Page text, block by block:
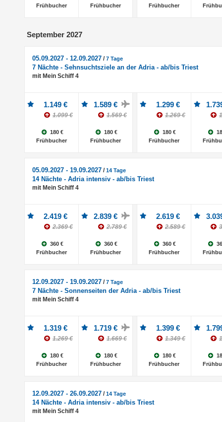
Frühbucher Frühbucher Frühbucher
September 2027
05.09.2027 - 12.09.2027 /7 Tage
7 Nächte - Sehnsuchtsziele an der Adria - ab/bis Triest
mit Mein Schiff 4
1.149 €
1.099 €
180 €
Frühbucher
1.589 €
1.569 €
180 €
Frühbucher
1.299 €
1.269 €
180 €
Frühbucher
05.09.2027 - 19.09.2027 /14 Tage
14 Nächte - Adria intensiv - ab/bis Triest
mit Mein Schiff 4
2.419 €
2.369 €
360 €
Frühbucher
2.839 €
2.789 €
360 €
Frühbucher
2.619 €
2.589 €
360 €
Frühbucher
12.09.2027 - 19.09.2027 /7 Tage
7 Nächte - Sonnenseiten der Adria - ab/bis Triest
mit Mein Schiff 4
1.319 €
1.269 €
180 €
Frühbucher
1.719 €
1.669 €
180 €
Frühbucher
1.399 €
1.349 €
180 €
Frühbucher
12.09.2027 - 26.09.2027 /14 Tage
14 Nächte - Adria intensiv - ab/bis Triest
mit Mein Schiff 4